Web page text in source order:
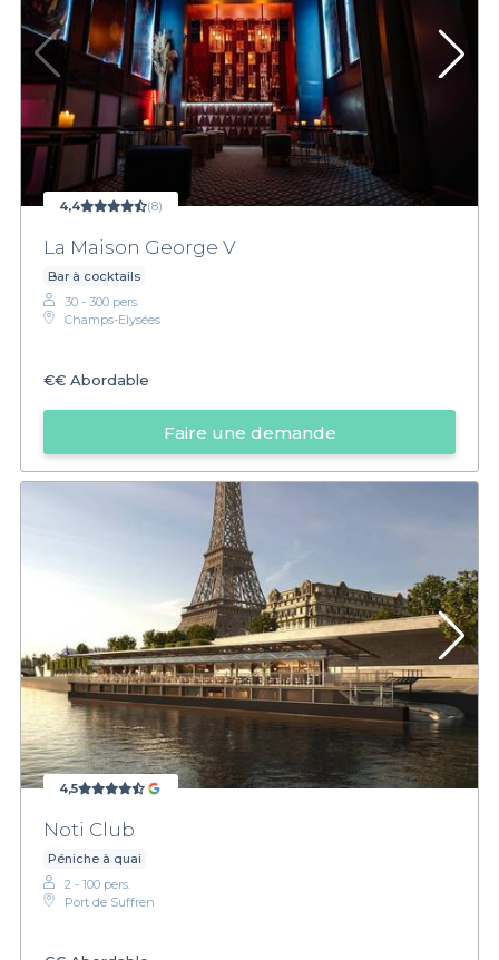
4,4 (8)
La Maison George V
Bar à cocktails
30 - 300 pers.
Champs-Elysées
€€ Abordable
Faire une demande
4,5
Noti Club
Péniche à quai
2 - 100 pers.
Port de Suffren